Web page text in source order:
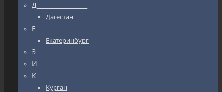
Д_________________
Дагестан
Е_________________
Екатеринбург
З_________________
И_________________
К_________________
Курган